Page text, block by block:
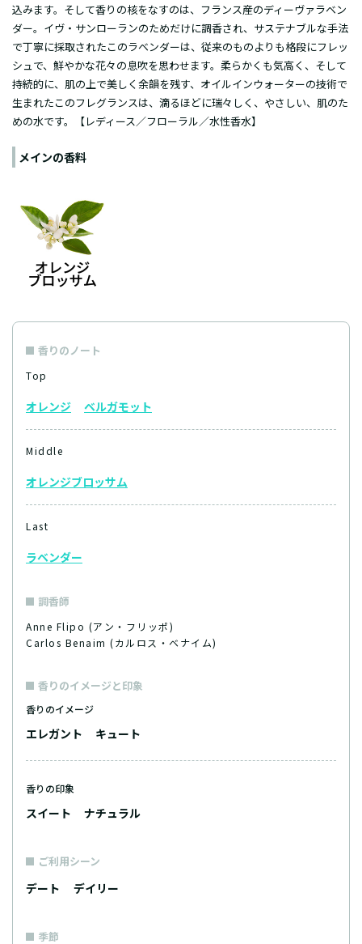
込みます。そして香りの核をなすのは、フランス産のディーヴァラベン
ダー。イヴ・サンローランのためだけに調香され、サステナブルな手法
で丁寧に採取されたこのラベンダーは、従来のものよりも格段にフレッ
シュで、鮮やかな花々の息吹を思わせます。柔らかくも気高く、そして
持続的に、肌の上で美しく余韻を残す、オイルインウォーターの技術で
生まれたこのフレグランスは、滴るほどに瑞々しく、やさしい、肌のた
めの水です。【レディース／フローラル／水性香水】
メインの香料
香りのノート
Top
オレンジ ベルガモット
Middle
オレンジブロッサム
Last
ラベンダー
調香師
Anne Flipo (アン・フリッポ)
Carlos Benaim (カルロス・ベナイム)
香りのイメージと印象
香りのイメージ
エレガント キュート
香りの印象
スイート ナチュラル
ご利用シーン
デート デイリー
季節